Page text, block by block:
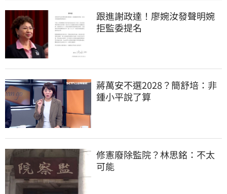
跟進謝政達！廖婉汝發聲明婉
拒監委提名
蔣萬安不選2028？簡舒培：非
鍾小平說了算
修憲廢除監院？林思銘：不太
可能